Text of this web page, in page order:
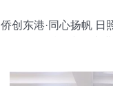
侨创东港·同心扬帆 日